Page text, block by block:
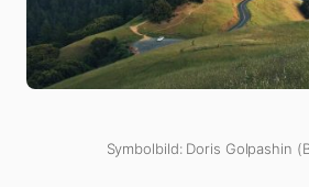
Symbolbild: Doris Golpashin